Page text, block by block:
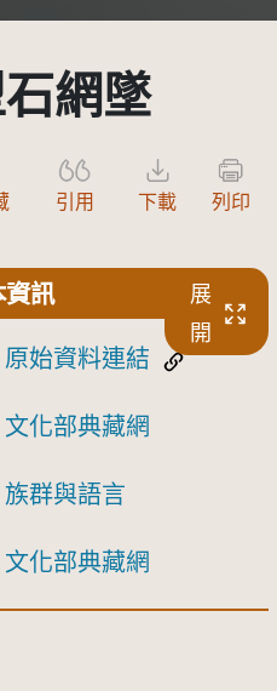
網墜
引用 下載 列印
資訊
展
開
原始資料連結
文化部典藏網
族群與語言
文化部典藏網